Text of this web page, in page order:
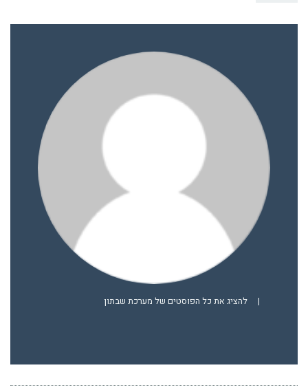
| להציג את כל הפוסטים של מערכת שבתון